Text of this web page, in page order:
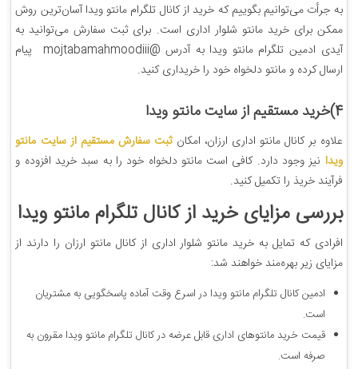
به جرأت می‌توانیم بگوییم که خرید از کانال تلگرام مانتو ویدا آسان‌ترین روش
ممکن برای خرید مانتو شلوار اداری است. برای ثبت سفارش می‌توانید به
آیدی ادمین تلگرام مانتو ویدا به آدرس @mojtabamahmoodiii پیام
ارسال کرده و مانتو دلخواه خود را خریداری کنید.
4)خرید مستقیم از سایت مانتو ویدا
علاوه بر کانال مانتو اداری ارزان، امکانثبت سفارش مستقیم از سایت مانتو
ویدا نیز وجود دارد. کافی است مانتو دلخواه خود را به سبد خرید افزوده و
فرآیند خریذ را تکمیل کنید.
بررسی مزایای خرید از کانال تلگرام مانتو ویدا
افرادی که تمایل به خرید مانتو شلوار اداری از کانال مانتو ارزان را دارند از
مزایای زیر بهره‌مند خواهند شد:
ادمین کانال تلگرام مانتو ویدا در اسرع وقت آماده پاسخگویی به مشتریان
است.
قیمت خرید مانتوهای اداری قابل عرضه در کانال تلگرام مانتو ویدا مقرون به
صرفه است.